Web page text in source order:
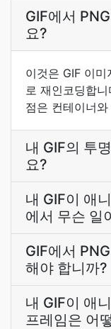
GIF에서
요?
이것은 GIF 이
로 재인코딩합
점은 컨테이너
내 GIF의 투
요?
내 GIF이 애
에서 무슨 일
GIF에서
해야 합니까?
내 GIF이 애
프레임은 어